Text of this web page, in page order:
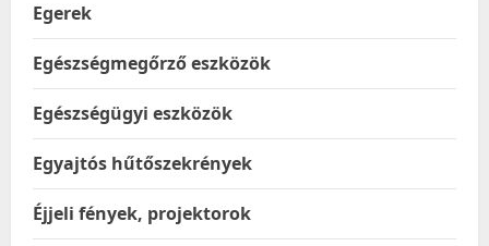
Egerek
Egészségmegőrző eszközök
Egészségügyi eszközök
Egyajtós hűtőszekrények
Éjjeli fények, projektorok